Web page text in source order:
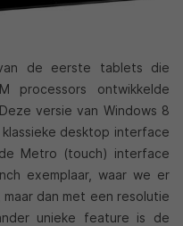
de eerste tablets die
processors ontwikkelde
versie van Windows 8
desktop interface
Metro (touch) interface
exemplaar, waar we er
dan met een resolutie
unieke feature is de